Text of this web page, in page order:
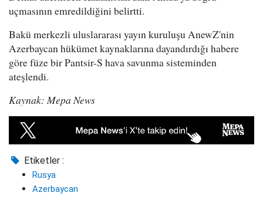
uçmasının emredildiğini belirtti.
Bakü merkezli uluslararası yayın kuruluşu AnewZ'nin
Azerbaycan hükümet kaynaklarına dayandırdığı habere
göre füze bir Pantsir-S hava savunma sisteminden
ateşlendi.
Kaynak: Mepa News
Etiketler :
Rusya
Azerbaycan